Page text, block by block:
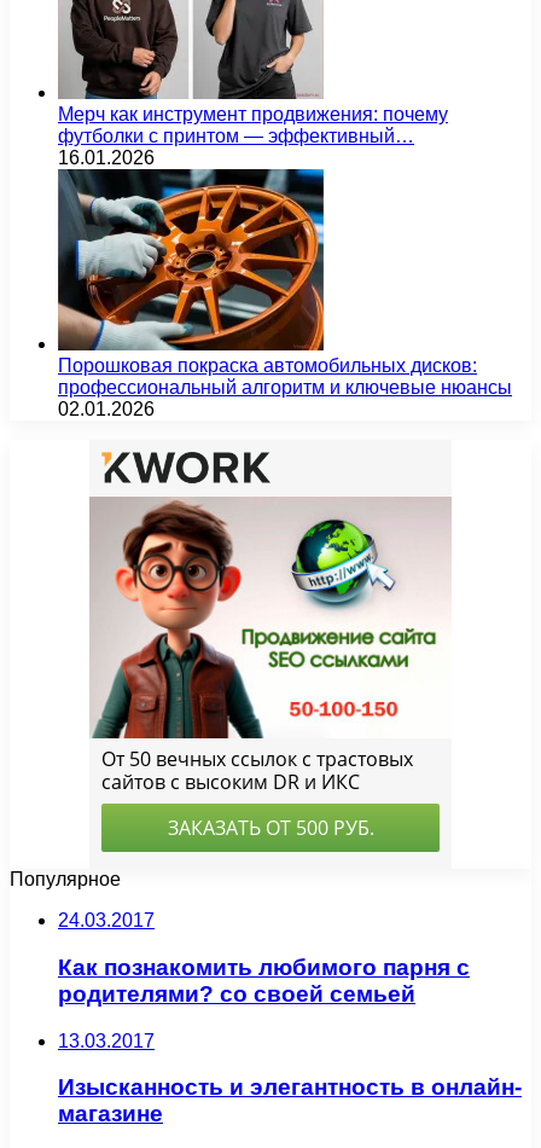
Мерч как инструмент продвижения: почему
футболки с принтом — эффективный…
16.01.2026
Порошковая покраска автомобильных дисков:
профессиональный алгоритм и ключевые нюансы
02.01.2026
Популярное
24.03.2017
Как познакомить любимого парня с
родителями? со своей семьей
13.03.2017
Изысканность и элегантность в онлайн-
магазине